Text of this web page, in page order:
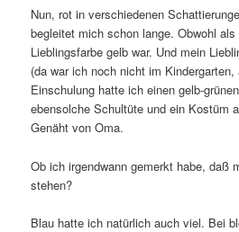
Nun, rot in verschiedenen
begleitet mich schon lange. Obwohl
Lieblingsfarbe gelb war. Und mein
(da war ich noch nicht im
Einschulung hatte ich einen gelb-
ebensolche Schultüte und ein Kostüm
Genäht von Oma.
Ob ich irgendwann gemerkt habe, daß
stehen?
Blau hatte ich natürlich auch viel. Bei